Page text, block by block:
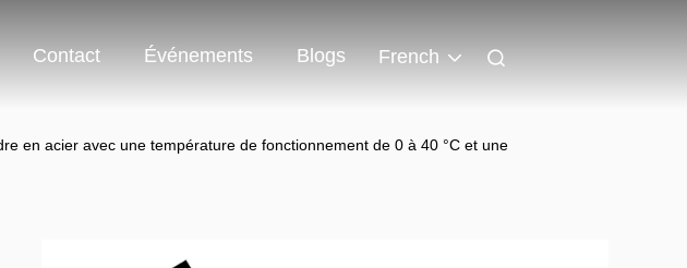
Contact Événements Blogs French
en acier avec une température de fonctionnement de 0 à 40 °C et une